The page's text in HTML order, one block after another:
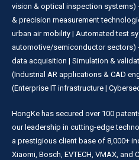
vision & optical inspection systems)
& precision measurement
urban air mobility | Automated test
automotive/semiconductor sectors)
data acquisition | Simulation &
(Industrial AR applications & CAD
(Enterprise IT infrastructure |
HongKe has secured over 100
our leadership in cutting-edge
a prestigious client base of 8,000+
Xiaomi, Bosch, EVTECH, VMAX, and